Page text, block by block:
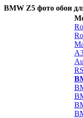
BMW Z5 фото обои